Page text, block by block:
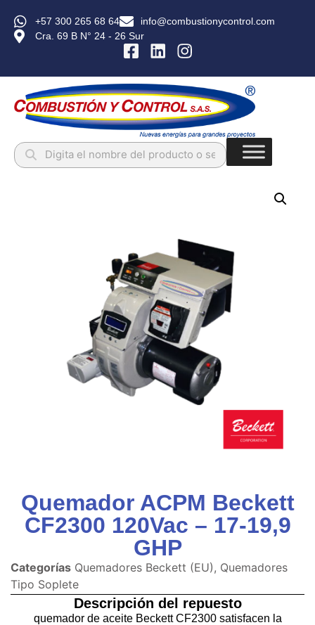
+57 300 265 68 64
info@combustionycontrol.com
Cra. 69 B N° 24 - 26 Sur
Quemador ACPM Beckett
CF2300 120Vac – 17-19,9
GHP
Categorías Quemadores Beckett (EU), Quemadores
Tipo Soplete
Descripción del repuesto
quemador de aceite Beckett CF2300 satisfacen la